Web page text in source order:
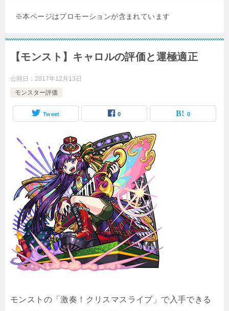
※本ページはプロモーションが含まれています
【モンスト】キャロルの評価と運極適正
公開日： 2017年12月13日
モンスター評価
Tweet 0 0
モンストの「激奏！クリスマスライブ」で入手できる